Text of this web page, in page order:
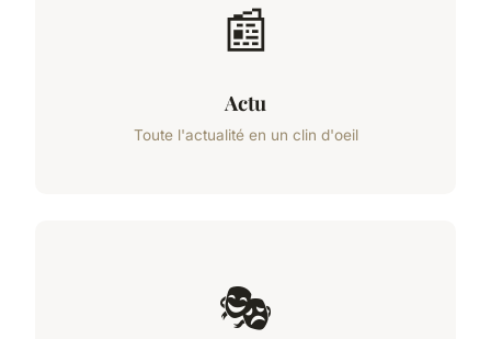
📰
Actu
Toute l'actualité en un clin d'oeil
🎭